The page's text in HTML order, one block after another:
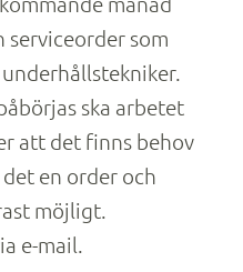
serviceorder som
ska arbetet
att det finns behov
en order och
möjligt.
e-mail.